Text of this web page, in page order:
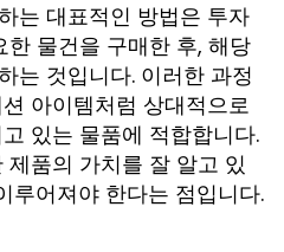
는 대표적인 방법은 투자
물건을 구매한 후, 해당
는 것입니다. 이러한 과정
아이템처럼 상대적으로
있는 물품에 적합합니다.
품의 가치를 잘 알고 있
루어져야 한다는 점입니다.